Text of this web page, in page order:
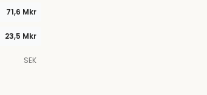
71,6 Mkr
23,5 Mkr
SEK